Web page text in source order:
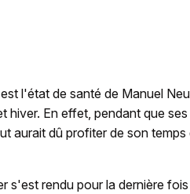
l'état de santé de Manuel
hiver. En effet, pendant que
aurait dû profiter de son
s'est rendu pour la dernière